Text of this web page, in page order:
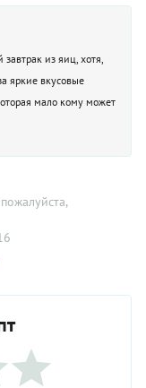
из яиц, хотя,
яркие вкусовые
мало кому может